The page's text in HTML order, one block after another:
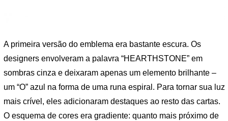
A primeira versão do emblema era bastante escura. Os
designers envolveram a palavra “HEARTHSTONE” em
sombras cinza e deixaram apenas um elemento brilhante –
um “O” azul na forma de uma runa espiral. Para tornar sua luz
mais crível, eles adicionaram destaques ao resto das cartas.
O esquema de cores era gradiente: quanto mais próximo de